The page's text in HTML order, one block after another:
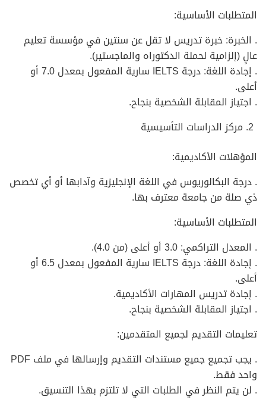
المتطلبات الأساسية:
. الخبرة: خبرة تدريس لا تقل عن سنتين في مؤسسة تعليم
عالٍ (إلزامية لحملة الدكتوراه والماجستير).
. إجادة اللغة: درجة IELTS سارية المفعول بمعدل 7.0 أو
أعلى.
. اجتياز المقابلة الشخصية بنجاح.
مركز الدراسات التأسيسية
المؤهلات الأكاديمية:
. درجة البكالوريوس في اللغة الإنجليزية وآدابها أو أي تخصص
ذي صلة من جامعة معترف بها.
المتطلبات الأساسية:
. المعدل التراكمي: 3.0 أو أعلى (من 4.0).
. إجادة اللغة: درجة IELTS سارية المفعول بمعدل 6.5 أو
أعلى.
. إجادة تدريس المهارات الأكاديمية.
. اجتياز المقابلة الشخصية بنجاح.
تعليمات التقديم لجميع المتقدمين:
. يجب تجميع جميع مستندات التقديم وإرسالها في ملف PDF
واحد فقط.
. لن يتم النظر في الطلبات التي لا تلتزم بهذا التنسيق.